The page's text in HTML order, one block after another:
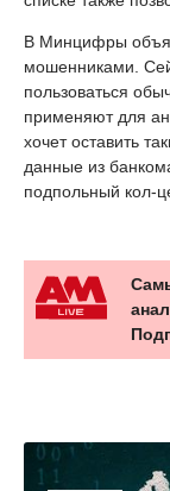
В Минцифры
мошенниками.
пользоваться
применяют для
хочет оставить
данные из
подпольный кол-